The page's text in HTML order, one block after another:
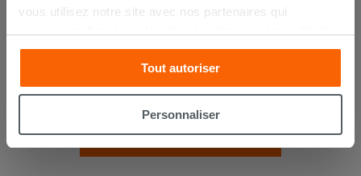
vous utilisez notre site avec nos partenaires qui
et les réseaux sociaux. Lesdits partenaires pourraient
combiner ces informations avec d’autres que vous leur
avez fournies ou qu’ils ont recueillies à partir de votre
utilisation sur leurs services. Si vous souhaitez en savoir
cookies, ou à quelques-uns seulement,cliquez iciou
Tout autoriser
Personnaliser
Kerakoll h40 No Limits blanc 25Kg -
colle multifonction
26,99 € /PC